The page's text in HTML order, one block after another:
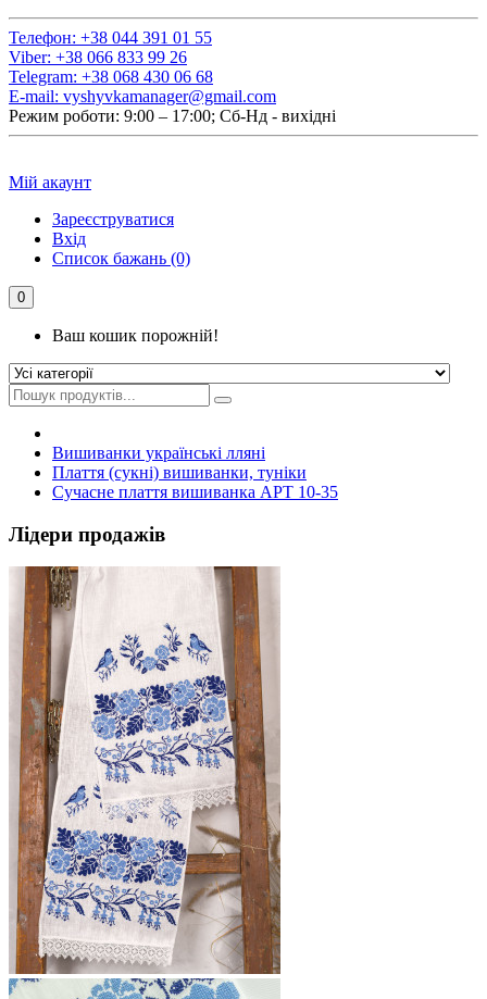
Телефон: +38 044 391 01 55
Viber: +38 066 833 99 26
Telegram: +38 068 430 06 68
E-mail: vyshyvkamanager@gmail.com
Режим роботи: 9:00 – 17:00; Сб-Нд - вихідні
Мій акаунт
Зареєструватися
Вхід
Список бажань (0)
0
Ваш кошик порожній!
Вишиванки українські лляні
Плаття (сукні) вишиванки, туніки
Сучасне плаття вишиванка АРТ 10-35
Лідери продажів